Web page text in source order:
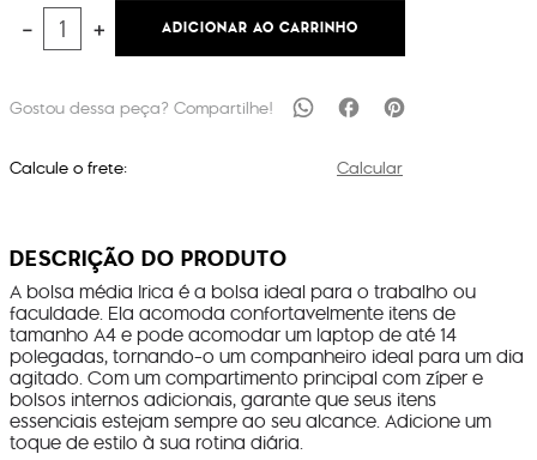
＋
－ ADICIONAR AO CARRINHO
Calcule o frete: Calcular
DESCRIÇÃO DO PRODUTO
A bolsa média Irica é a bolsa ideal para o trabalho ou
faculdade. Ela acomoda confortavelmente itens de
tamanho A4 e pode acomodar um laptop de até 14
polegadas, tornando-o um companheiro ideal para um dia
agitado. Com um compartimento principal com zíper e
bolsos internos adicionais, garante que seus itens
essenciais estejam sempre ao seu alcance. Adicione um
toque de estilo à sua rotina diária.